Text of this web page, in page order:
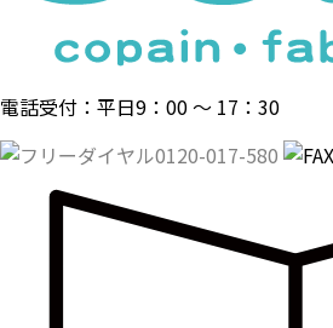
電話受付：平日9：00 〜 17：30
0120-017-580